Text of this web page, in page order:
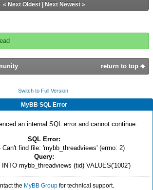
« Next Oldest| Next Newest»
return to top
Switch to Full Version
MyBB SQL Error
an internal SQL error and cannot continue.
SQL Error:
Can't find file: 'mybb_threadviews' (errno: 2)
Query:
INTO mybb_threadviews (tid) VALUES('1002')
the MyBB Group for technical support.